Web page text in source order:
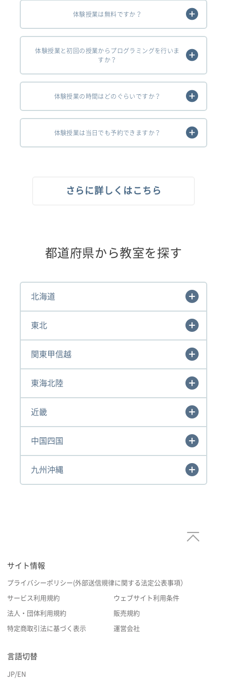
体験授業は無料ですか？
体験授業と初回の授業からプログラミングを行いま
すか？
体験授業の時間はどのぐらいですか？
体験授業は当日でも予約できますか？
さらに詳しくはこちら
都道府県から教室を探す
北海道
東北
関東甲信越
東海北陸
近畿
中国四国
九州沖縄
サイト情報
プライバシーポリシー(外部送信規律に関する法定公表事項）
サービス利用規約 ウェブサイト利用条件
法人・団体利用規約 販売規約
特定商取引法に基づく表示 運営会社
言語切替
JP/EN